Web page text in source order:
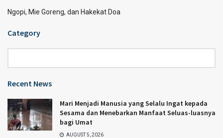
Ngopi, Mie Goreng, dan Hakekat Doa
Category
Recent News
Mari Menjadi Manusia yang Selalu Ingat kepada
Sesama dan Menebarkan Manfaat Seluas-luasnya
bagi Umat
AUGUST 5, 2026